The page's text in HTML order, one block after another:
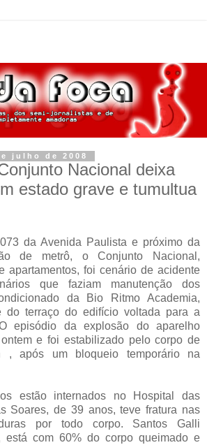
julho de 2008
Nacional deixa
estado grave e tumultua
da Avenida Paulista e próximo da
de metrô, o Conjunto Nacional,
apartamentos, foi cenário de acidente
que faziam manutenção dos
da Bio Ritmo Academia,
do terraço do edifício voltada para a
episódio da explosão do aparelho
e foi estabilizado pelo corpo de
, após um bloqueio temporário na
estão internados no Hospital das
Soares, de 39 anos, teve fratura nas
por todo corpo. Santos Galli
está com 60% do corpo queimado e